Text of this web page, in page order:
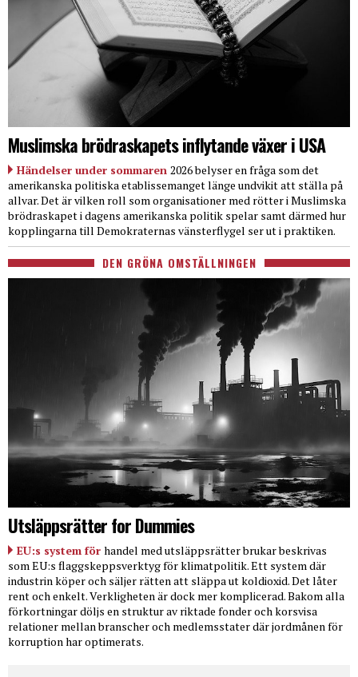
Muslimska brödraskapets inflytande växer i USA
Händelser under sommaren 2026 belyser en fråga som det
amerikanska politiska etablissemanget länge undvikit att ställa på
allvar. Det är vilken roll som organisationer med rötter i Muslimska
brödraskapet i dagens amerikanska politik spelar samt därmed hur
kopplingarna till Demokraternas vänsterflygel ser ut i praktiken.
DEN GRÖNA OMSTÄLLNINGEN
Utsläppsrätter for Dummies
EU:s system för handel med utsläppsrätter brukar beskrivas
som EU:s flaggskeppsverktyg för klimatpolitik. Ett system där
industrin köper och säljer rätten att släppa ut koldioxid. Det låter
rent och enkelt. Verkligheten är dock mer komplicerad. Bakom alla
förkortningar döljs en struktur av riktade fonder och korsvisa
relationer mellan branscher och medlemsstater där jordmånen för
korruption har optimerats.